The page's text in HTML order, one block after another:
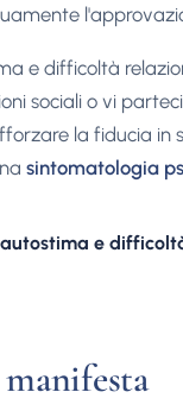
e difficoltà
sociali o vi
la fiducia in
sintomatologia
autostima e